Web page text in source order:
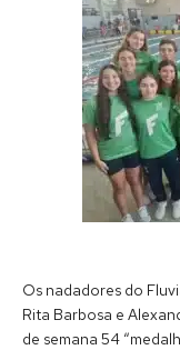
Os nadadores do
Rita Barbosa e
de semana 54